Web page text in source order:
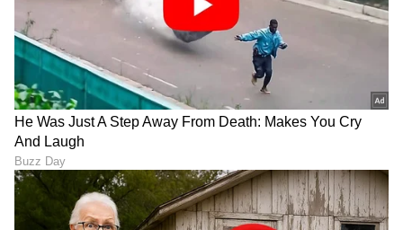
'ಅಮೃತಧಾರೆ'ಯಲ್ಲಿ ನಾಗತಿಹಳ್ಳಿ
ಚಂದ್ರಶೇಖರ್ ಸಿನಿಮಾದ ನೆನಪು..
ಭೂಮಿಕಾ ಬಗ್ಗೆ ಅಭಿಮಾನಿಗಳಲ್ಲಿ
ಶುರುವಾಯ್ತು ಆತಂಕ!
Suspend: ಕುಡಿದು ಕಾರು ಓಡಿಸಿದ
'ಯೂಟ್ಯೂಬರ್ ಧನ್ಯ' ಲೈಸೆನ್ಸ್ 3
ತಿಂಗಳು ಸಸ್ಪೆಂಡ್!